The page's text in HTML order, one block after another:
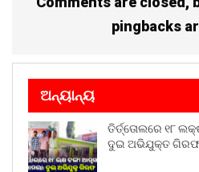
ମସିହାରେ ମହାମାରୀ କରୋନା ପାଇଁ
ପାଳନ ହୋଇପାରି ନଥିଲା ହଣ୍ଡିଭଙ୍ଗା
Share on:
WhatsApp
pingbacks
ଅନ୍ୟାନ୍ୟ
ତିର୍ତ୍ତୋଲରେ ୧୮
ଦୁଇ ଅଭିଯୁକ୍ତ